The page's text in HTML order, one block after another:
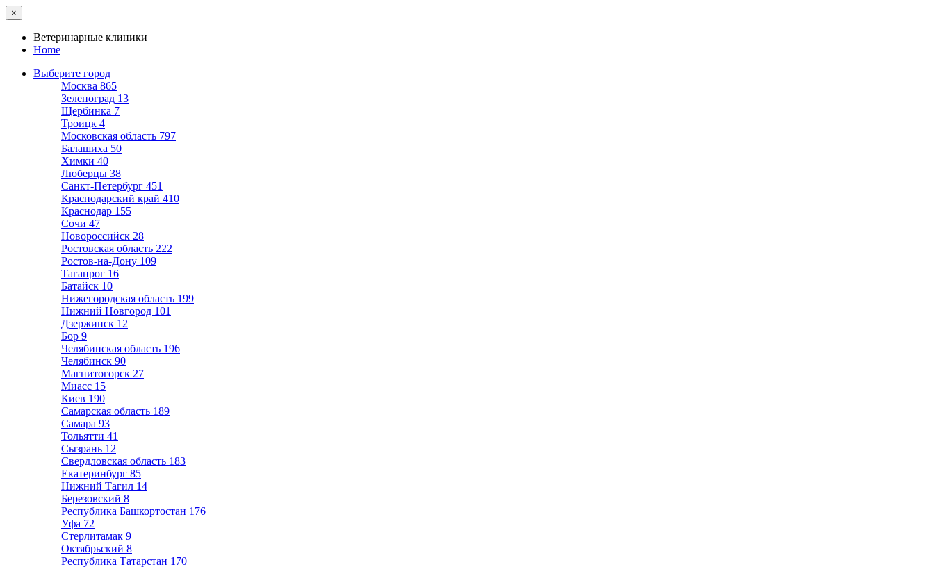
×
Ветеринарные клиники
Home
Выберите город
Москва 865
Зеленоград 13
Щербинка 7
Троицк 4
Московская область 797
Балашиха 50
Химки 40
Люберцы 38
Санкт-Петербург 451
Краснодарский край 410
Краснодар 155
Сочи 47
Новороссийск 28
Ростовская область 222
Ростов-на-Дону 109
Таганрог 16
Батайск 10
Нижегородская область 199
Нижний Новгород 101
Дзержинск 12
Бор 9
Челябинская область 196
Челябинск 90
Магнитогорск 27
Миасс 15
Киев 190
Самарская область 189
Самара 93
Тольятти 41
Сызрань 12
Свердловская область 183
Екатеринбург 85
Нижний Тагил 14
Березовский 8
Республика Башкортостан 176
Уфа 72
Стерлитамак 9
Октябрьский 8
Республика Татарстан 170